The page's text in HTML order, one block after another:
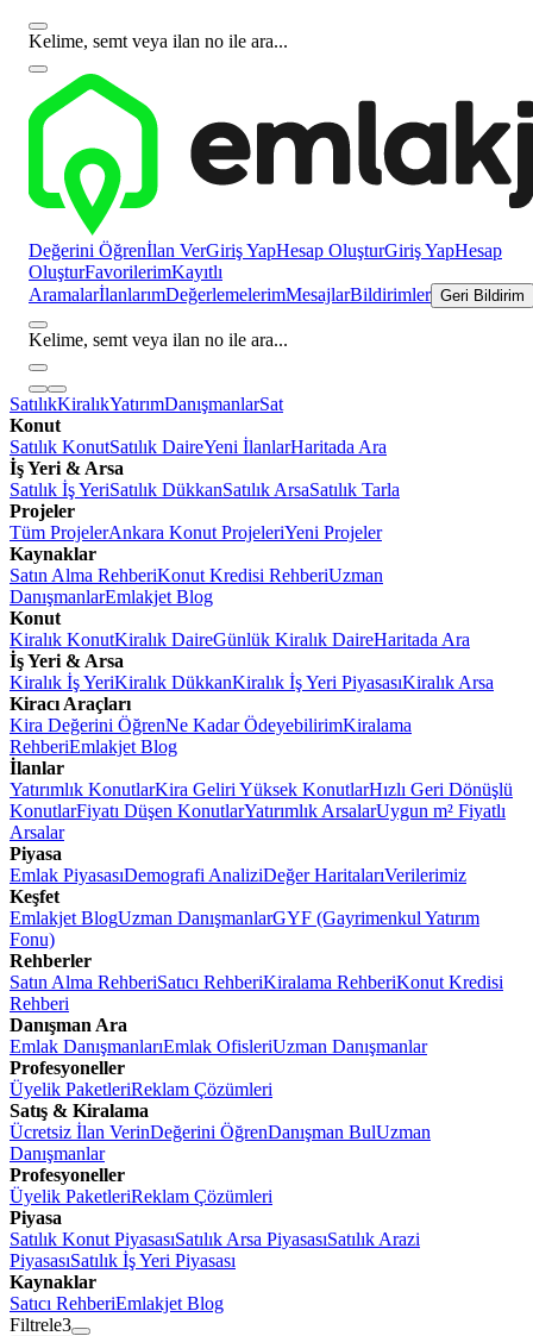
Kelime, semt veya ilan no ile ara...
Değerini Öğrenİlan VerGiriş YapHesap OluşturGiriş YapHesap
OluşturFavorilerimKayıtlı
AramalarİlanlarımDeğerlemelerimMesajlarBildirimler Geri Bildirim
Kelime, semt veya ilan no ile ara...
SatılıkKiralıkYatırımDanışmanlarSat
Konut
Satılık KonutSatılık DaireYeni İlanlarHaritada Ara
İş Yeri & Arsa
Satılık İş YeriSatılık DükkanSatılık ArsaSatılık Tarla
Projeler
Tüm ProjelerAnkara Konut ProjeleriYeni Projeler
Kaynaklar
Satın Alma RehberiKonut Kredisi RehberiUzman
DanışmanlarEmlakjet Blog
Konut
Kiralık KonutKiralık DaireGünlük Kiralık DaireHaritada Ara
İş Yeri & Arsa
Kiralık İş YeriKiralık DükkanKiralık İş Yeri PiyasasıKiralık Arsa
Kiracı Araçları
Kira Değerini ÖğrenNe Kadar ÖdeyebilirimKiralama
RehberiEmlakjet Blog
İlanlar
Yatırımlık KonutlarKira Geliri Yüksek KonutlarHızlı Geri Dönüşlü
KonutlarFiyatı Düşen KonutlarYatırımlık ArsalarUygun m² Fiyatlı
Arsalar
Piyasa
Emlak PiyasasıDemografi AnaliziDeğer HaritalarıVerilerimiz
Keşfet
Emlakjet BlogUzman DanışmanlarGYF (Gayrimenkul Yatırım
Fonu)
Rehberler
Satın Alma RehberiSatıcı RehberiKiralama RehberiKonut Kredisi
Rehberi
Danışman Ara
Emlak DanışmanlarıEmlak OfisleriUzman Danışmanlar
Profesyoneller
Üyelik PaketleriReklam Çözümleri
Satış & Kiralama
Ücretsiz İlan VerinDeğerini ÖğrenDanışman BulUzman
Danışmanlar
Profesyoneller
Üyelik PaketleriReklam Çözümleri
Piyasa
Satılık Konut PiyasasıSatılık Arsa PiyasasıSatılık Arazi
PiyasasıSatılık İş Yeri Piyasası
Kaynaklar
Satıcı RehberiEmlakjet Blog
Filtrele3